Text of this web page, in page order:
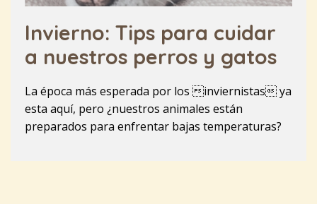
Invierno: Tips para cuidar
a nuestros perros y gatos
La época más esperada por los inviernistas ya
esta aquí, pero ¿nuestros animales están
preparados para enfrentar bajas temperaturas?